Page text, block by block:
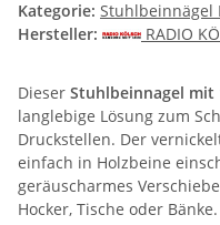
Kategorie: Stuhlbeinnägel
Hersteller:
RADIO
Dieser Stuhlbeinnagel mit
langlebige Lösung zum
Druckstellen. Der
einfach in Holzbeine
geräuscharmes
Hocker, Tische oder Bänke.